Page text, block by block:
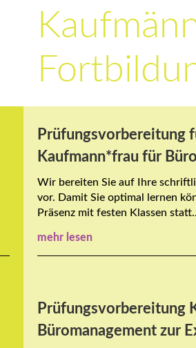
Prüfungsvorbereitung
Kaufmann*frau für
Wir bereiten Sie auf Ihre
vor. Damit Sie optimal lernen
Präsenz mit festen Klassen
mehr lesen
Prüfungsvorbereitung
Büromanagement zur